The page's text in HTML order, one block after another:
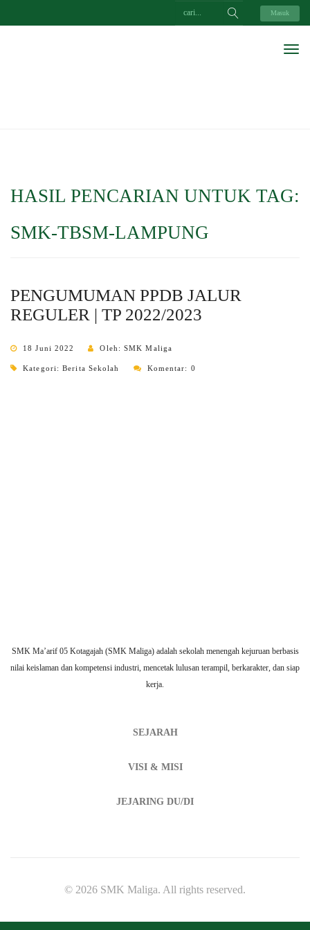
Masuk
HASIL PENCARIAN UNTUK TAG:
SMK-TBSM-LAMPUNG
PENGUMUMAN PPDB JALUR
REGULER | TP 2022/2023
18 Juni 2022 Oleh: SMK Maliga
Kategori:Berita Sekolah Komentar: 0
SMK Ma’arif 05 Kotagajah (SMK Maliga) adalah sekolah menengah kejuruan berbasis
nilai keislaman dan kompetensi industri, mencetak lulusan terampil, berkarakter, dan siap
kerja.
SEJARAH
VISI & MISI
JEJARING DU/DI
© 2026 SMK Maliga. All rights reserved.